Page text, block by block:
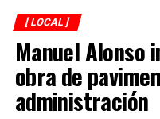
[ LOCAL ]
Manuel Alonso
obra de
administración